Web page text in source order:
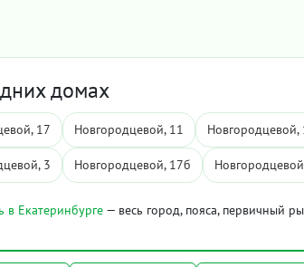
домах
17 Новгородцевой, 11 Новгородцевой,
3 Новгородцевой, 17б
Екатеринбурге — весь город, пояса, первичный